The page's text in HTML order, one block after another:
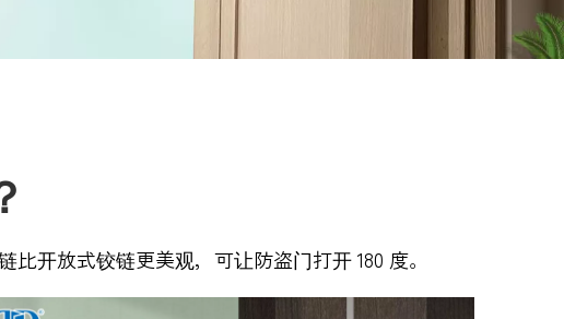
开放式铰链更美观，可让防盗门打开 180 度。